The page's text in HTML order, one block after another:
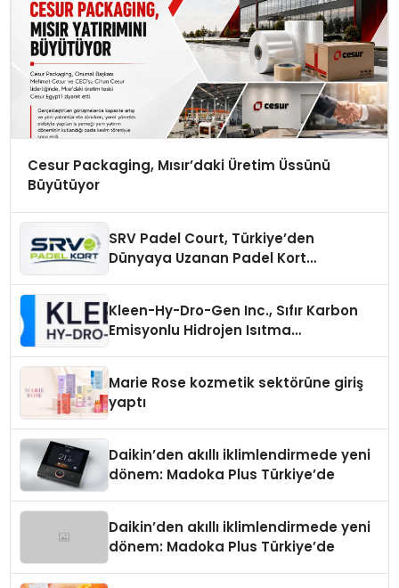
Cesur Packaging, Mısır’daki Üretim Üssünü
Büyütüyor
SRV Padel Court, Türkiye’den
Dünyaya Uzanan Padel Kort
Kleen-Hy-Dro-Gen Inc., Sıfır Karbon
Emisyonlu Hidrojen Isıtma
Marie Rose kozmetik sektörüne giriş
yaptı
Daikin’den akıllı iklimlendirmede yeni
dönem: Madoka Plus Türkiye’de
Daikin’den akıllı iklimlendirmede yeni
dönem: Madoka Plus Türkiye’de